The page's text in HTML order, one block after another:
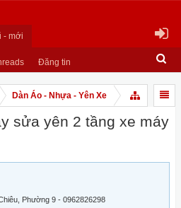
- mới
Đăng tin
Dàn Áo - Nhựa - Yên Xe
sửa yên 2 tầng xe máy
Phường 9 - 0962826298